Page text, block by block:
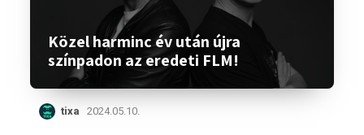
Közel harminc év után újra
színpadon az eredeti FLM!
tixa 2024.05.10.